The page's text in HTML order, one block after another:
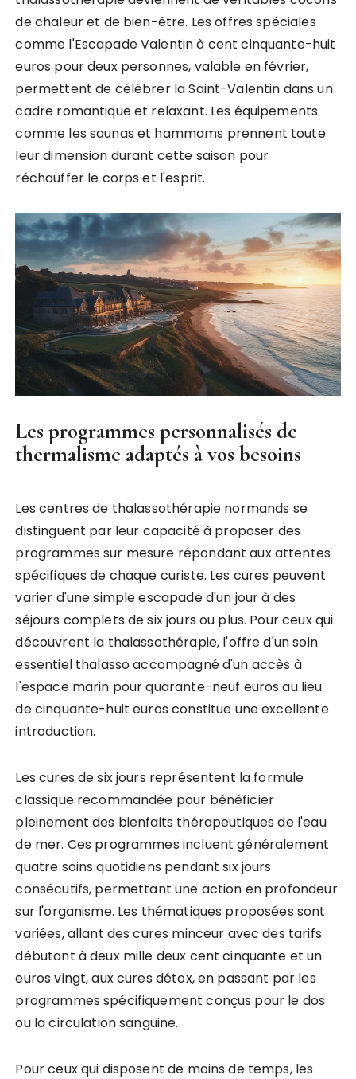
de chaleur et de bien-être. Les offres spéciales
comme l'Escapade Valentin à cent cinquante-huit
euros pour deux personnes, valable en février,
permettent de célébrer la Saint-Valentin dans un
cadre romantique et relaxant. Les équipements
comme les saunas et hammams prennent toute
leur dimension durant cette saison pour
réchauffer le corps et l'esprit.
Les programmes personnalisés de
thermalisme adaptés à vos besoins
Les centres de thalassothérapie normands se
distinguent par leur capacité à proposer des
programmes sur mesure répondant aux attentes
spécifiques de chaque curiste. Les cures peuvent
varier d'une simple escapade d'un jour à des
séjours complets de six jours ou plus. Pour ceux qui
découvrent la thalassothérapie, l'offre d'un soin
essentiel thalasso accompagné d'un accès à
l'espace marin pour quarante-neuf euros au lieu
de cinquante-huit euros constitue une excellente
introduction.
Les cures de six jours représentent la formule
classique recommandée pour bénéficier
pleinement des bienfaits thérapeutiques de l'eau
de mer. Ces programmes incluent généralement
quatre soins quotidiens pendant six jours
consécutifs, permettant une action en profondeur
sur l'organisme. Les thématiques proposées sont
variées, allant des cures minceur avec des tarifs
débutant à deux mille deux cent cinquante et un
euros vingt, aux cures détox, en passant par les
programmes spécifiquement conçus pour le dos
ou la circulation sanguine.
Pour ceux qui disposent de moins de temps, les